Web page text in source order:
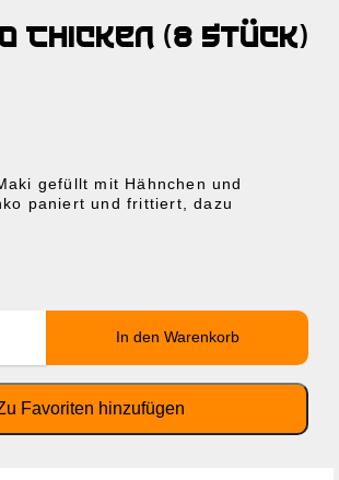
Chicken (8 Stück)
gefüllt mit Hähnchen und
paniert und frittiert, dazu